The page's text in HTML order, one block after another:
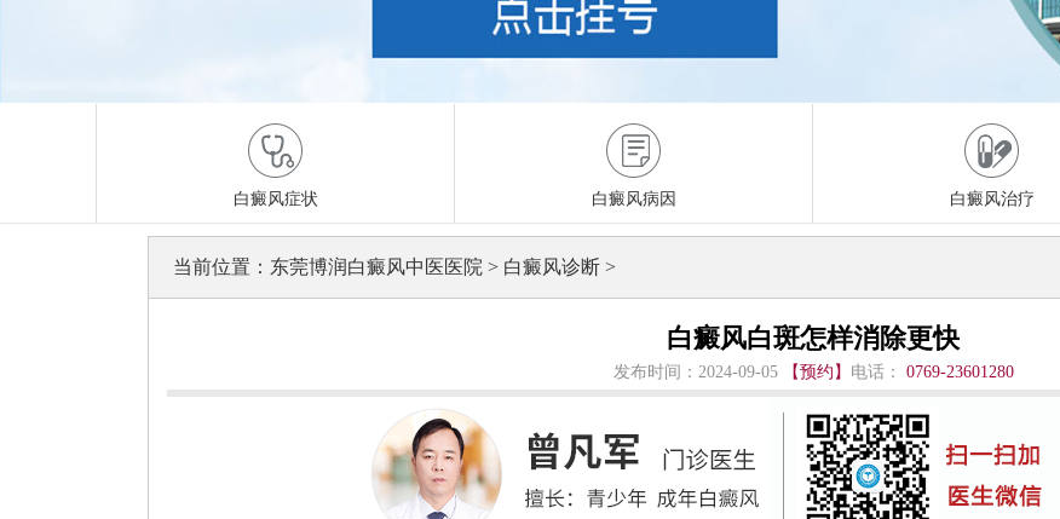
白癜风症状 白癜风病因 白癜风治疗
当前位置： 东莞博润白癜风中医医院 > 白癜风诊断 >
白癜风白斑怎样消除更快
发布时间：2024-09-05 【预约】 电话： 0769-23601280